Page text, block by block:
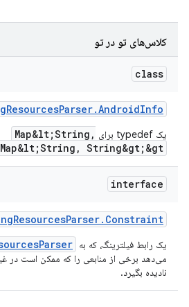
کلاس‌های تو در تو
class
ResourcesParser.AndroidInfo
یک typedef برای
Map&lt;String,
String&gt;&gt;
interface
ResourcesParser. Constraint
یک رابط فیلترینگ، که به
می‌دهد برخی از منابعی را که ممکن است در
نادیده بگیرد.